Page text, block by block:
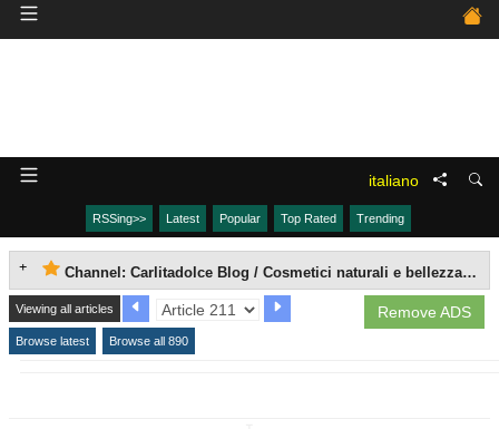
italiano
RSSing>> Latest Popular Top Rated Trending
Channel: Carlitadolce Blog / Cosmetici naturali e bellezza fai da te
Remove ADS
Viewing all articles
Browse latest Browse all 890